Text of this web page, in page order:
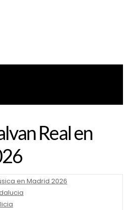
en Madrid 2026
Real en